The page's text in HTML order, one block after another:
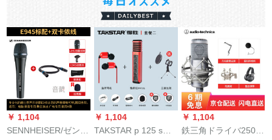
￥ 1,104
SENNHEISER/ゼンハ
￥ 1,104
TAKSTAR p 125 s全
￥ 1,104
鉄三角ドライバ250